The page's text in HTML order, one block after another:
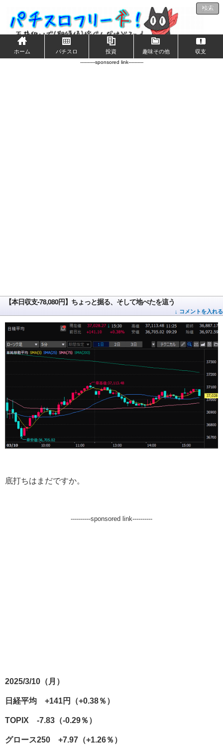
検索
ホーム パチスロ 投資 趣味その他 収支
----------sponsored link----------
【本日収支-78,080円】ちょっと掘る、そして地べたを這う
↓ コメントを入れる
底打ちはまだですか。
----------sponsored link----------
2025/3/10（月）
日経平均 +141円（+0.38％）
TOPIX -7.83（-0.29％）
グロース250 +7.97（+1.26％）